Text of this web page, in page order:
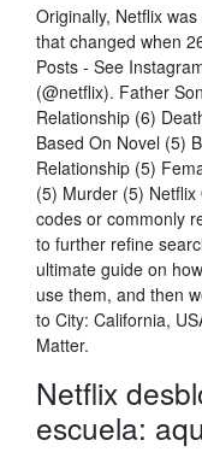
Originally, Netflix
that changed when
Posts - See
(@netflix). Father
Relationship (6)
Based On Novel (5)
Relationship (5)
(5) Murder (5)
codes or commonly
to further refine
ultimate guide on
use them, and then
to City: California,
Matter.
Netflix
escuela: